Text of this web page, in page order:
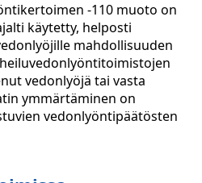
-110 muoto on
käytetty, helposti
mahdollisuuden
vedonlyöjä tai vasta
ymmärtäminen on
vedonlyöntipäätösten